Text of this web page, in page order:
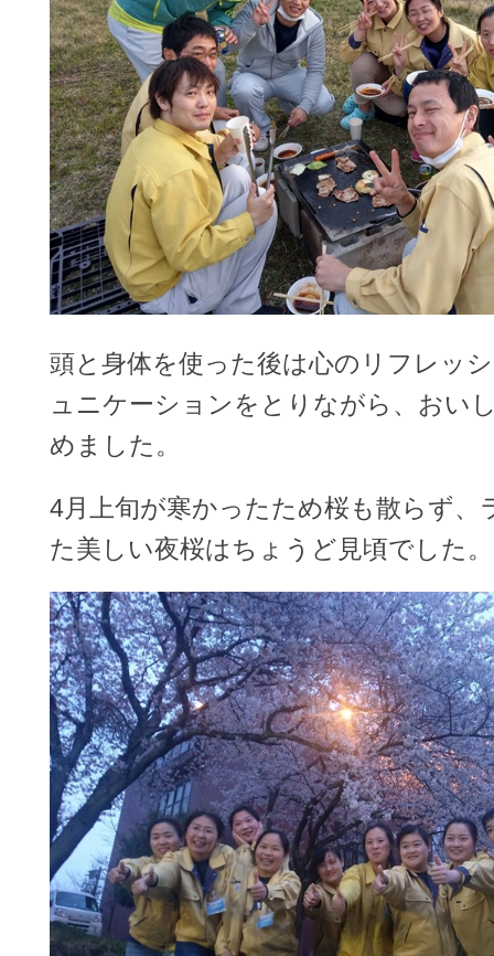
頭と身体を使った後は心のリフレッ
ュニケーションをとりながら、おい
めました。
4月上旬が寒かったため桜も散らず、
た美しい夜桜はちょうど見頃でした。